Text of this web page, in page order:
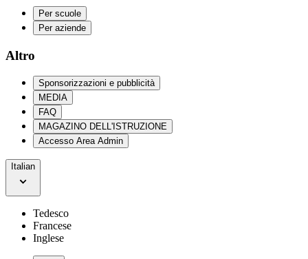
Per scuole
Per aziende
Altro
Sponsorizzazioni e pubblicità
MEDIA
FAQ
MAGAZINO DELL'ISTRUZIONE
Accesso Area Admin
Italian
Tedesco
Francese
Inglese